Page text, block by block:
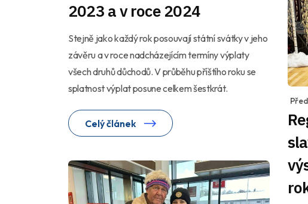
2023 a v roce 2024
Stejně jako každý rok posouvají státní svátky v jeho
závěru a v roce nadcházejícím termíny výplaty
všech druhů důchodů. V průběhu příštího roku se
splatnost výplat posune celkem šestkrát.
Celý článek